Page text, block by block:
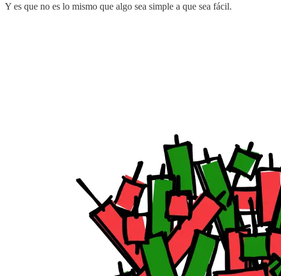
Y es que no es lo mismo que algo sea simple a que sea fácil.